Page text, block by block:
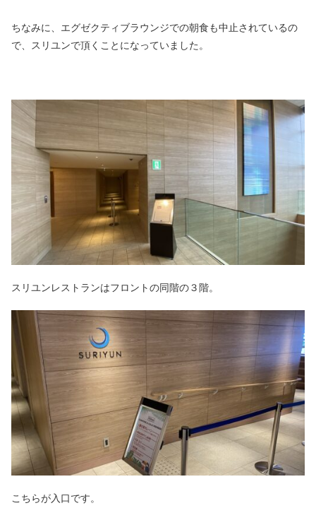
ちなみに、エグゼクティブラウンジでの朝食も中止されているの
で、スリユンで頂くことになっていました。
スリユンレストランはフロントの同階の３階。
こちらが入口です。